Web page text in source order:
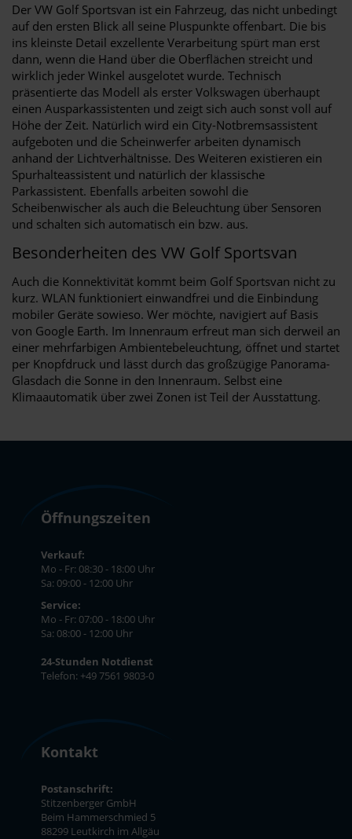
Der VW Golf Sportsvan ist ein Fahrzeug, das nicht unbedingt
auf den ersten Blick all seine Pluspunkte offenbart. Die bis
ins kleinste Detail exzellente Verarbeitung spürt man erst
dann, wenn die Hand über die Oberflächen streicht und
wirklich jeder Winkel ausgelotet wurde. Technisch
präsentierte das Modell als erster Volkswagen überhaupt
einen Ausparkassistenten und zeigt sich auch sonst voll auf
Höhe der Zeit. Natürlich wird ein City-Notbremsassistent
aufgeboten und die Scheinwerfer arbeiten dynamisch
anhand der Lichtverhältnisse. Des Weiteren existieren ein
Spurhalteassistent und natürlich der klassische
Parkassistent. Ebenfalls arbeiten sowohl die
Scheibenwischer als auch die Beleuchtung über Sensoren
und schalten sich automatisch ein bzw. aus.
Besonderheiten des VW Golf Sportsvan
Auch die Konnektivität kommt beim Golf Sportsvan nicht zu
kurz. WLAN funktioniert einwandfrei und die Einbindung
mobiler Geräte sowieso. Wer möchte, navigiert auf Basis
von Google Earth. Im Innenraum erfreut man sich derweil an
einer mehrfarbigen Ambientebeleuchtung, öffnet und startet
per Knopfdruck und lässt durch das großzügige Panorama-
Glasdach die Sonne in den Innenraum. Selbst eine
Klimaautomatik über zwei Zonen ist Teil der Ausstattung.
Öffnungszeiten
Verkauf:
Mo - Fr: 08:30 - 18:00 Uhr
Sa: 09:00 - 12:00 Uhr
Service:
Mo - Fr: 07:00 - 18:00 Uhr
Sa: 08:00 - 12:00 Uhr
24-Stunden Notdienst
Telefon: +49 7561 9803-0
Kontakt
Postanschrift:
Stitzenberger GmbH
Beim Hammerschmied 5
88299 Leutkirch im Allgäu